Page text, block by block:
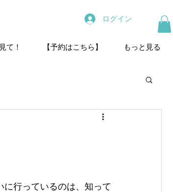
ログイン
て！ 【予約はこちら】 もっと見る
行っているのは、知って